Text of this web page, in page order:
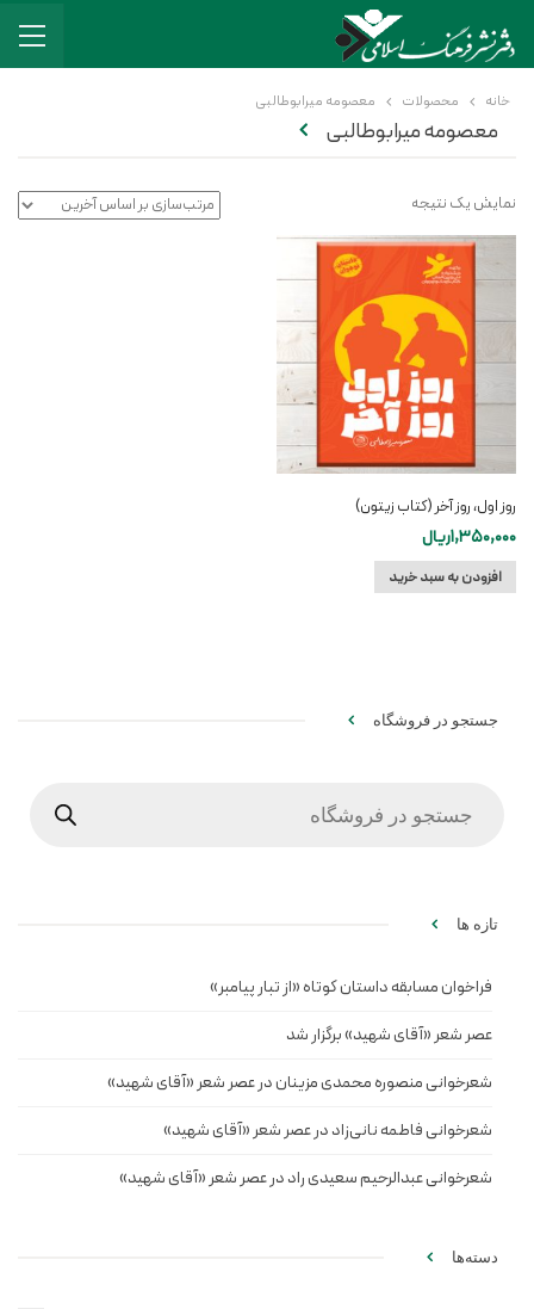
خانه محصولات معصومه میرابوطالبی
معصومه میرابوطالبی
نمایش یک نتیجه
روز اول، روز آخر (کتاب زیتون)
1,350,000ریال
افزودن به سبد خرید
جستجو در فروشگاه
تازه ها
فراخوان مسابقه داستان کوتاه «از تبار پیامبر»
عصر شعر «آقای شهید» برگزار شد
شعرخوانی منصوره محمدی مزینان در عصر شعر «آقای شهید»
شعرخوانی فاطمه نانی‌زاد در عصر شعر «آقای شهید»
شعرخوانی عبدالرحیم سعیدی راد در عصر شعر «آقای شهید»
دسته‌ها